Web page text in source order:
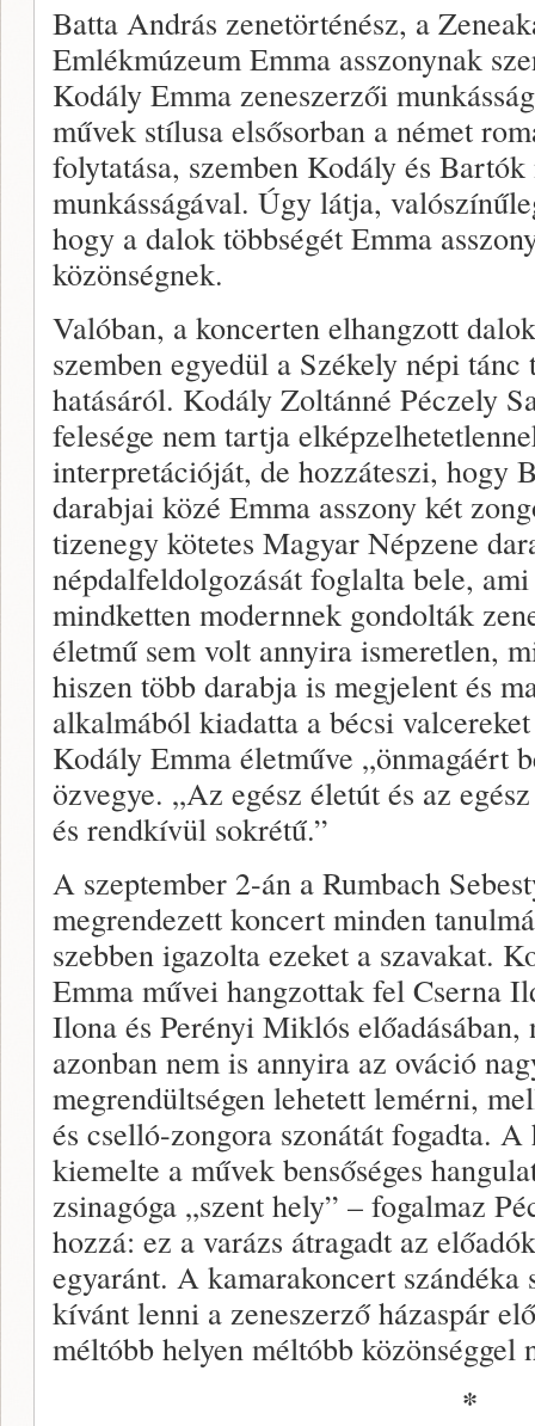
Batta András zenetörténész, a
Emlékmúzeum Emma asszonynak
Kodály Emma zeneszerzői
művek stílusa elsősorban a német
folytatása, szemben Kodály és
munkásságával. Úgy látja,
hogy a dalok többségét Emma
közönségnek.
Valóban, a koncerten elhangzott
szemben egyedül a Székely népi
hatásáról. Kodály Zoltánné Péczely
felesége nem tartja
interpretációját, de hozzáteszi, hogy
darabjai közé Emma asszony két
tizenegy kötetes Magyar Népzene
népdalfeldolgozását foglalta bele,
mindketten modernnek gondolták
életmű sem volt annyira ismeretlen,
hiszen több darabja is megjelent és
alkalmából kiadatta a bécsi
Kodály Emma életműve „önmagáért
özvegye. „Az egész életút és az
és rendkívül sokrétű.”
A szeptember 2-án a Rumbach
megrendezett koncert minden
szebben igazolta ezeket a szavakat.
Emma művei hangzottak fel Cserna
Ilona és Perényi Miklós
azonban nem is annyira az ováció
megrendültségen lehetett lemérni,
és cselló-zongora szonátát fogadta.
kiemelte a művek bensőséges
zsinagóga „szent hely” – fogalmaz
hozzá: ez a varázs átragadt az
egyaránt. A kamarakoncert szándéka
kívánt lenni a zeneszerző házaspár
méltóbb helyen méltóbb közönséggel
*